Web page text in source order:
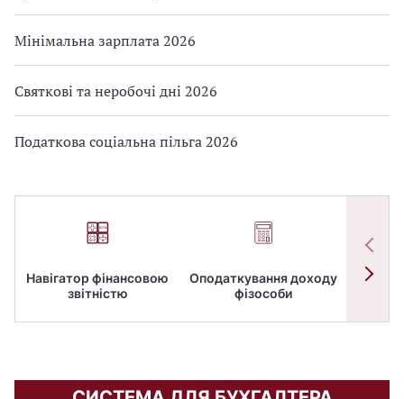
Мінімальна зарплата 2026
Святкові та неробочі дні 2026
Податкова соціальна пільга 2026
Навігатор фінансовою
звітністю
Оподаткування доходу
фізособи